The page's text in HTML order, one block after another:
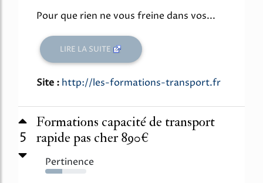
Pour que rien ne vous freine dans vos...
LIRE LA SUITE
Site : http://les-formations-transport.fr
5
Formations capacité de transport
rapide pas cher 890€
Pertinence
41%